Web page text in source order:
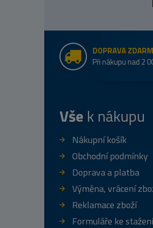
DOPRAVA
Při nákupu nad 2
Vše k nákupu
Nákupní košík
Obchodní podmínky
Doprava a platba
Výměna, vrácení
Reklamace zboží
Formuláře ke stažení